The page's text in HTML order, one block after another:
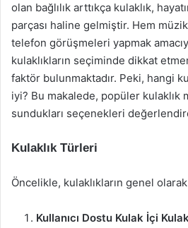
olan bağlılık arttıkça kulaklık,
parçası haline gelmiştir. Hem
telefon görüşmeleri yapmak
kulaklıkların seçiminde dikkat
faktör bulunmaktadır. Peki, hangi
iyi? Bu makalede, popüler kulaklık
sundukları seçenekleri
Kulaklık Türleri
Öncelikle, kulaklıkların genel
Kullanıcı Dostu Kulak İçi